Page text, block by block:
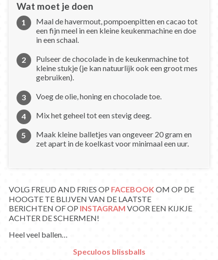
Wat moet je doen
Maal de havermout, pompoenpitten en cacao tot
een fijn meel in een kleine keukenmachine en doe
in een schaal.
Pulseer de chocolade in de keukenmachine tot
kleine stukje (je kan natuurlijk ook een groot mes
gebruiken).
Voeg de olie, honing en chocolade toe.
Mix het geheel tot een stevig deeg.
Maak kleine balletjes van ongeveer 20 gram en
zet apart in de koelkast voor minimaal een uur.
VOLG FREUD AND FRIES OP FACEBOOK OM OP DE
HOOGTE TE BLIJVEN VAN DE LAATSTE
BERICHTEN OF OP INSTAGRAM VOOR EEN KIJKJE
ACHTER DE SCHERMEN!
Heel veel ballen…
Speculoos blissballs